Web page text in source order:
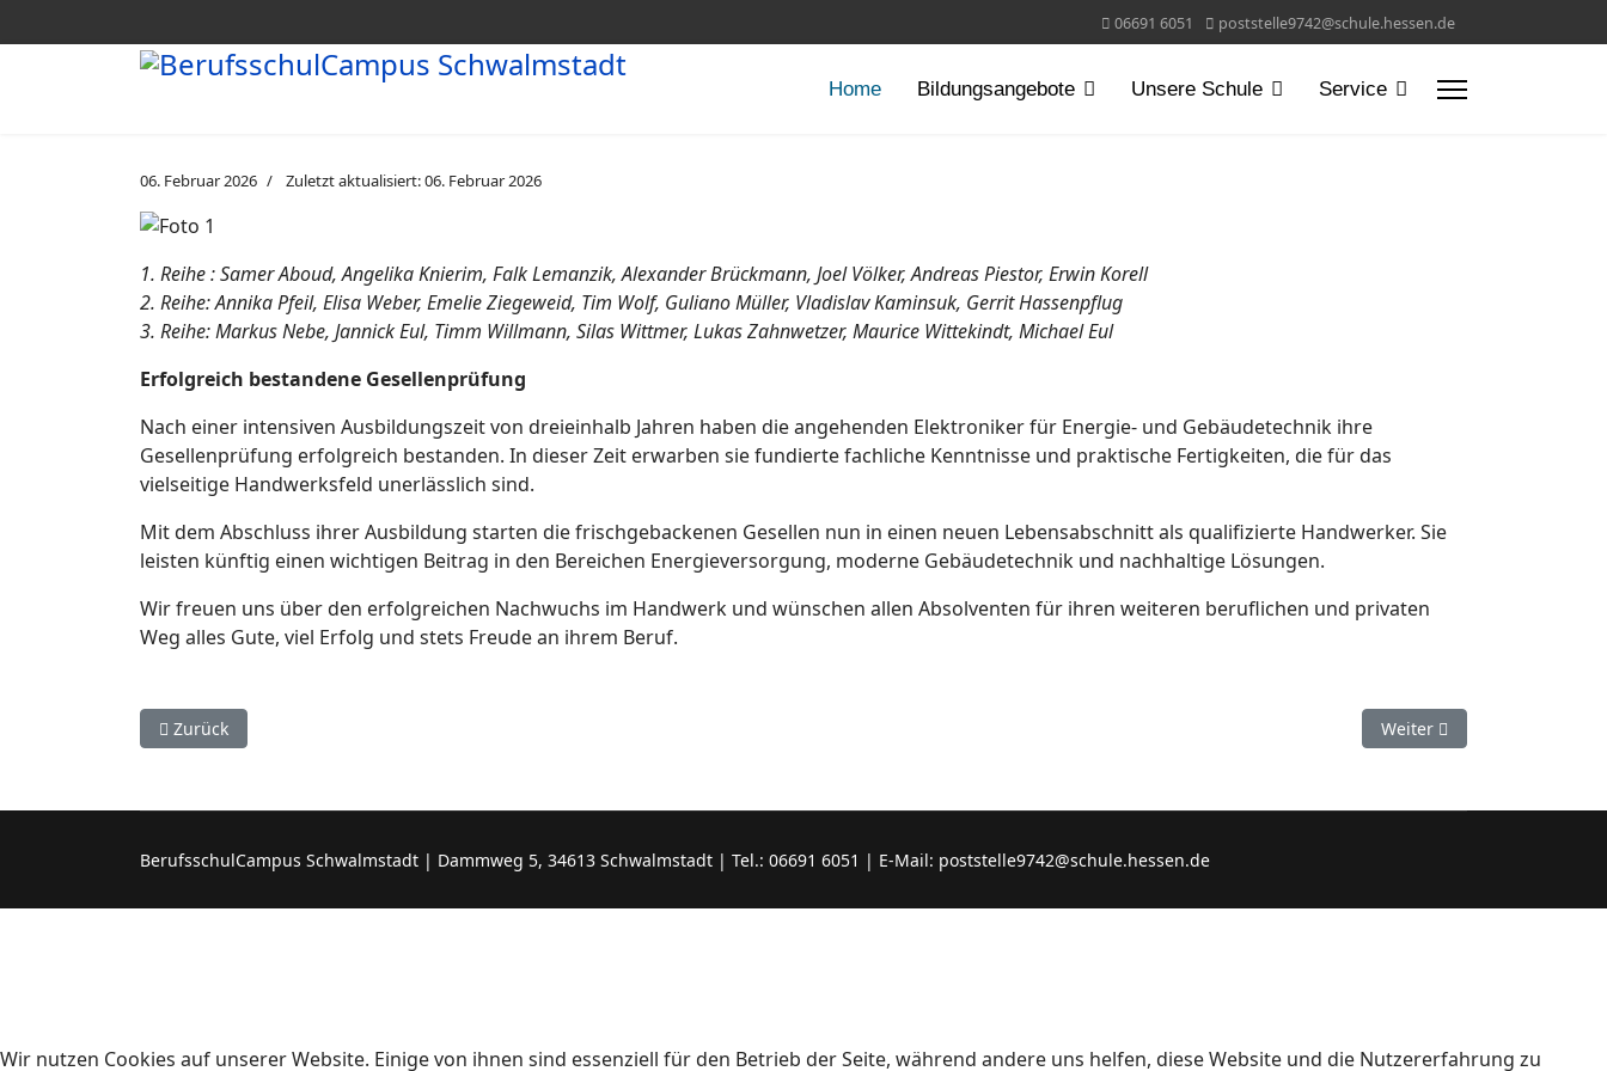
06691 6051 poststelle9742@schule.hessen.de
Home Bildungsangebote Unsere Schule Service
06. Februar 2026 Zuletzt aktualisiert: 06. Februar 2026
1. Reihe : Samer Aboud, Angelika Knierim, Falk Lemanzik, Alexander Brückmann, Joel Völker, Andreas Piestor, Erwin Korell
2. Reihe: Annika Pfeil, Elisa Weber, Emelie Ziegeweid, Tim Wolf, Guliano Müller, Vladislav Kaminsuk, Gerrit Hassenpflug
3. Reihe: Markus Nebe, Jannick Eul, Timm Willmann, Silas Wittmer, Lukas Zahnwetzer, Maurice Wittekindt, Michael Eul
Erfolgreich bestandene Gesellenprüfung
Nach einer intensiven Ausbildungszeit von dreieinhalb Jahren haben die angehenden Elektroniker für Energie- und Gebäudetechnik ihre
Gesellenprüfung erfolgreich bestanden. In dieser Zeit erwarben sie fundierte fachliche Kenntnisse und praktische Fertigkeiten, die für das
vielseitige Handwerksfeld unerlässlich sind.
Mit dem Abschluss ihrer Ausbildung starten die frischgebackenen Gesellen nun in einen neuen Lebensabschnitt als qualifizierte Handwerker. Sie
leisten künftig einen wichtigen Beitrag in den Bereichen Energieversorgung, moderne Gebäudetechnik und nachhaltige Lösungen.
Wir freuen uns über den erfolgreichen Nachwuchs im Handwerk und wünschen allen Absolventen für ihren weiteren beruflichen und privaten
Weg alles Gute, viel Erfolg und stets Freude an ihrem Beruf.
Vorheriger Beitrag: Abschluss einer erfolgreichen Ausbildung zum KFZ-Mechatroniker
Zurück Nächster Beitrag:
Weiter
BerufsschulCampus Schwalmstadt | Dammweg 5, 34613 Schwalmstadt | Tel.: 06691 6051 | E-Mail: poststelle9742@schule.hessen.de
Wir nutzen Cookies auf unserer Website. Einige von ihnen sind essenziell für den Betrieb der Seite, während andere uns helfen, diese Website und die Nutzererfahrung zu